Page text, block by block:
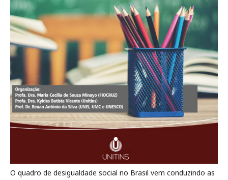
O quadro de desigualdade social no Brasil vem conduzindo as